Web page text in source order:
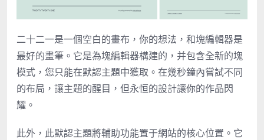
二十二一是一個空白的畫布，你的想法，和塊編輯器是
最好的畫筆。它是為塊編輯器構建的，并包含全新的塊
模式，您只能在默認主題中獲取。在幾秒鐘內嘗試不同
的布局，讓主題的醒目，但永恒的設計讓你的作品閃
耀。
此外，此默認主題將輔助功能置于網站的核心位置。它